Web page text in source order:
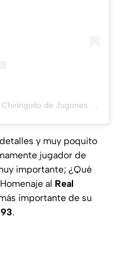
Una publicación compartida de El Chiringuito de Jugones (@elchiringuitotv)
y muy poquito
jugador de
importante; ¿Qué
al Real
importante de su
.